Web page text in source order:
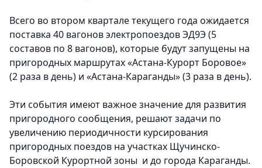
Всего во втором квартале текущего года ожидается
поставка 40 вагонов электропоездов ЭД9Э (5
составов по 8 вагонов), которые будут запущены на
пригородных маршрутах «Астана-Курорт Боровое»
(2 раза в день) и «Астана-Караганды» (3 раза в день).
Эти события имеют важное значение для развития
пригородного сообщения, решают задачи по
увеличению периодичности курсирования
пригородных поездов на участках Щучинско-
Боровской Курортной зоны и до города Караганды.